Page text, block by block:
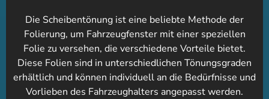
Die Scheibentönung ist eine beliebte Methode der
Folierung, um Fahrzeugfenster mit einer speziellen
Folie zu versehen, die verschiedene Vorteile bietet.
Diese Folien sind in unterschiedlichen Tönungsgraden
erhältlich und können individuell an die Bedürfnisse und
Vorlieben des Fahrzeughalters angepasst werden.